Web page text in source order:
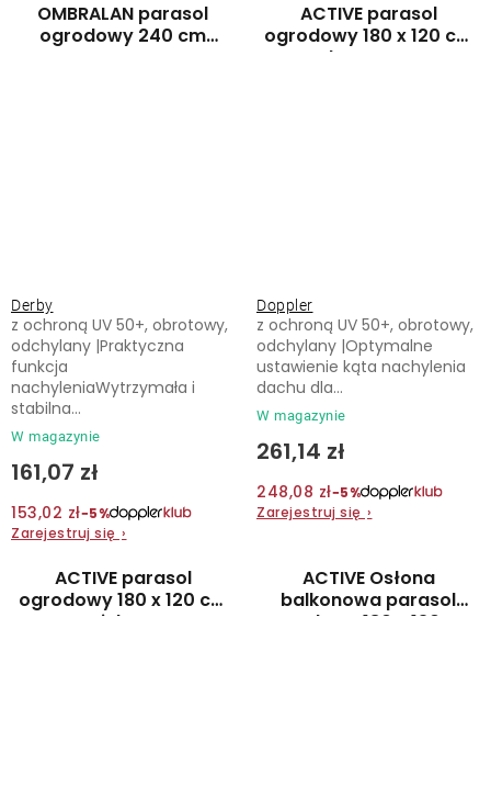
OMBRALAN parasol
ogrodowy 240 cm
Derby
W magazynie
161,07 zł
153,02 zł−5%
Zarejestruj się ›
z ochroną UV 50+, obrotowy,
odchylany |Praktyczna
funkcja
nachyleniaWytrzymała i
stabilna...
ACTIVE parasol
ogrodowy 180 x 120 cm
brązowy
Doppler
W magazynie
261,14 zł
248,08 zł−5%
Zarejestruj się ›
z ochroną UV 50+, obrotowy,
odchylany |Optymalne
ustawienie kąta nachylenia
dachu dla...
ACTIVE parasol
ogrodowy 180 x 120 cm
zielony
ACTIVE Osłona
balkonowa parasol
ogrodowy 180 x 130 cm